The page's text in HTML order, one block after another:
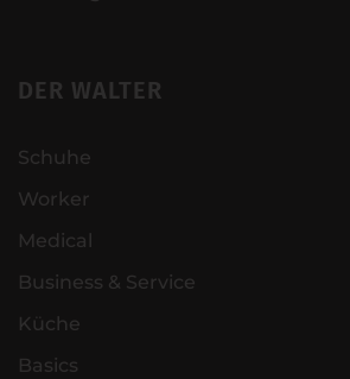
DER WALTER
Schuhe
Worker
Medical
Business & Service
Küche
Basics